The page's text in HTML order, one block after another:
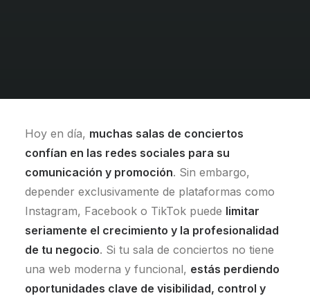
Hoy en día, muchas salas de conciertos
confían en las redes sociales para su
comunicación y promoción. Sin embargo,
depender exclusivamente de plataformas como
Instagram, Facebook o TikTok puede limitar
seriamente el crecimiento y la profesionalidad
de tu negocio. Si tu sala de conciertos no tiene
una web moderna y funcional, estás perdiendo
oportunidades clave de visibilidad, control y